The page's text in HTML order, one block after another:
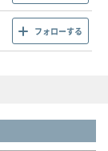
フォローする